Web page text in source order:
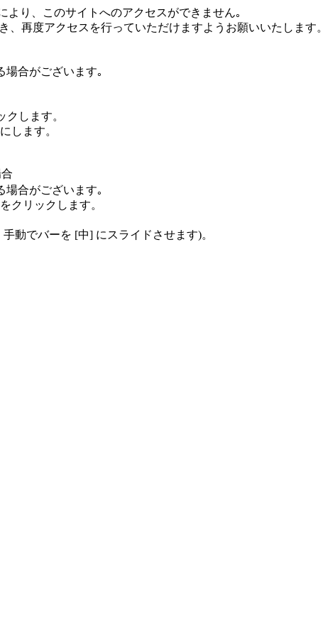
り、このサイトへのアクセスができません｡
、再度アクセスを行っていただけますようお願いいたします。
合がございます｡
します。
します。
合がございます｡
クリックします。
動でバーを [中] にスライドさせます)。